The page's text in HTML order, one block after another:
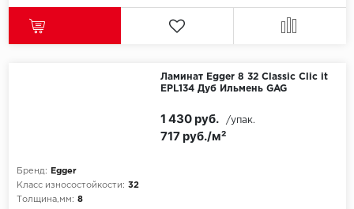
Ламинат Egger 8 32 Classic Clic it
EPL134 Дуб Ильмень GAG
Бренд:
Egger
Класс износостойкости: 32
Толщина,мм: 8
717 руб./м²
1 430 руб. /упак.